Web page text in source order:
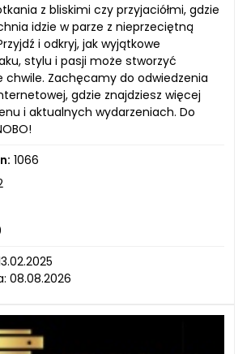
z bliskimi czy przyjaciółmi, gdzie
idzie w parze z nieprzeciętną
i odkryj, jak wyjątkowe
stylu i pasji może stworzyć
chwile. Zachęcamy do odwiedzenia
gdzie znajdziesz więcej
i aktualnych wydarzeniach. Do
1066
08.08.2026